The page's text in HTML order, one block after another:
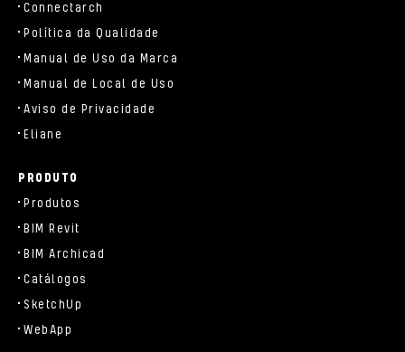
Connectarch
Política da Qualidade
Manual de Uso da Marca
Manual de Local de Uso
Aviso de Privacidade
Eliane
PRODUTO
Produtos
BIM Revit
BIM Archicad
Catálogos
SketchUp
WebApp